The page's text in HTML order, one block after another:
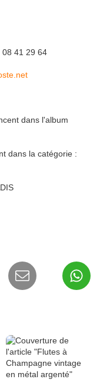
41 29 64
dans l'album
dans la catégorie :